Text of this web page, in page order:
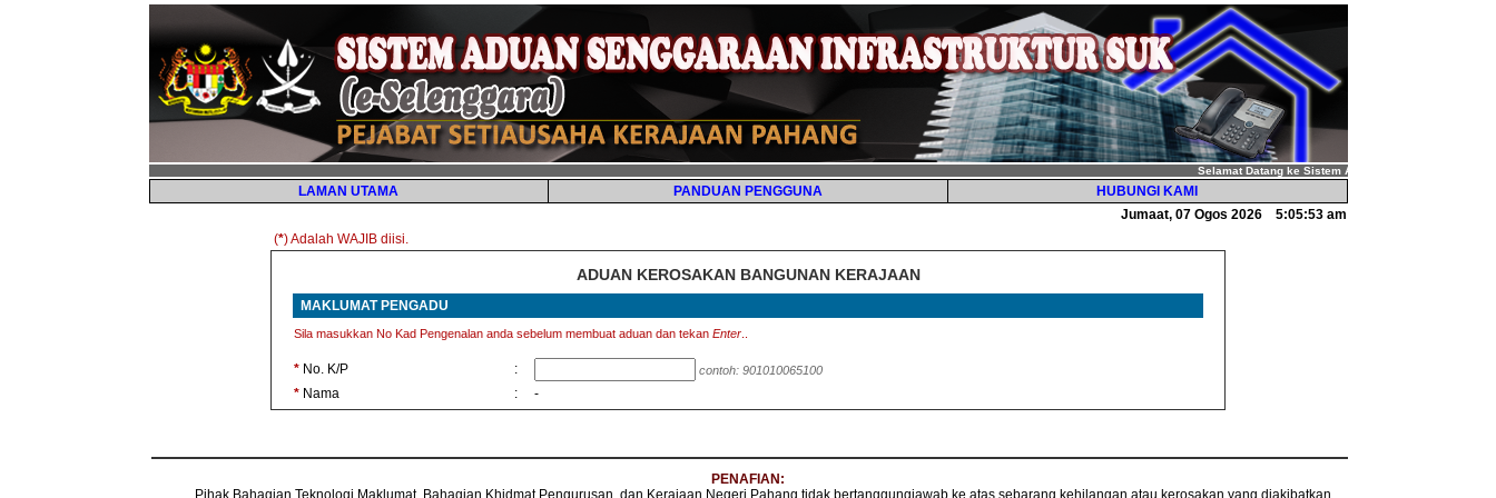
Selamat Datang ke Sistem Aduan Senggaraan
LAMAN UTAMA PANDUAN PENGGUNA
HUBUNGI KAMI
Jumaat, 07 Ogos 2026
5:05:53 am
(*) Adalah WAJIB diisi.
ADUAN KEROSAKAN BANGUNAN KERAJAAN
MAKLUMAT PENGADU
Sila masukkan No Kad Pengenalan anda sebelum membuat aduan dan tekan Enter
* No. K/P : contoh: 901010065100
* Nama : -
PENAFIAN:
Pihak Bahagian Teknologi Maklumat, Bahagian Khidmat Pengurusan, dan Kerajaan Negeri Pahang tidak bertanggungjawab ke atas sebarang kehilangan atau kerosakan yang diakibatkan